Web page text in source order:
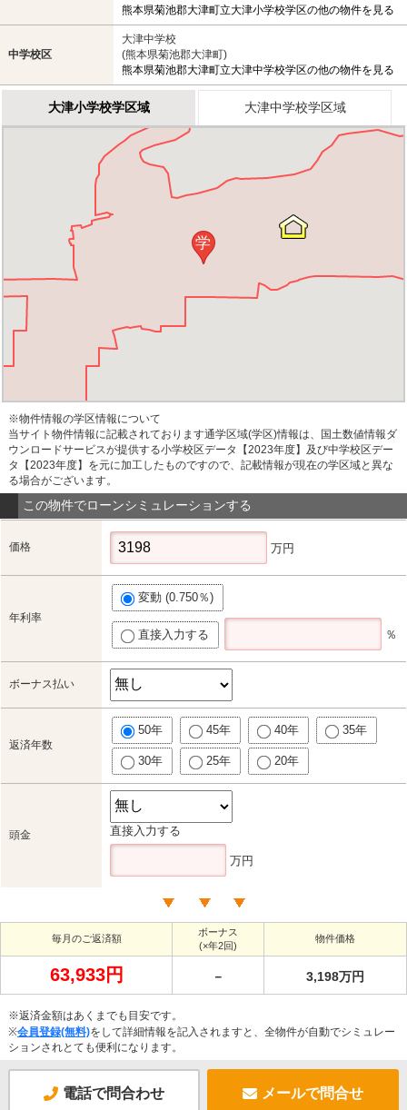
熊本県菊池郡大津町立大津小学校学区の他の物件を見る
中学校区
大津中学校
(熊本県菊池郡大津町)
熊本県菊池郡大津町立大津中学校学区の他の物件を見る
大津小学校学区域 大津中学校学区域
学
※物件情報の学区情報について
当サイト物件情報に記載されております通学区域(学区)情報は、国土数値情報ダ
ウンロードサービスが提供する小学校区データ【2023年度】及び中学校区デー
タ【2023年度】を元に加工したものですので、記載情報が現在の学区域と異な
る場合がございます。
この物件でローンシミュレーションする
価格 万円
年利率
変動 (0.750％)
直接入力する ％
ボーナス払い
返済年数
50年 45年 40年 35年
30年 25年 20年
頭金 直接入力する
万円
毎月のご返済額
ボーナス
(×年2回)
物件価格
63,933円 － 3,198万円
※返済金額はあくまでも目安です。
※会員登録(無料)をして詳細情報を記入されますと、全物件が自動でシミュレー
ションされとても便利になります。
電話で問合わせ メールで問合せ